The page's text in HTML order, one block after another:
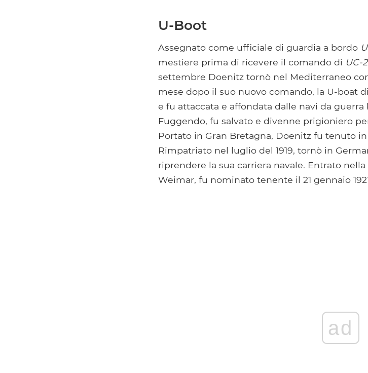
U-Boot
Assegnato come ufficiale di guardia a bordo
mestiere prima di ricevere il comando di UC-
settembre Doenitz tornò nel Mediterraneo
mese dopo il suo nuovo comando, la U-boat
e fu attaccata e affondata dalle navi da
Fuggendo, fu salvato e divenne prigioniero
Portato in Gran Bretagna, Doenitz fu tenuto
Rimpatriato nel luglio del 1919, tornò in
riprendere la sua carriera navale. Entrato
Weimar, fu nominato tenente il 21 gennaio
ad